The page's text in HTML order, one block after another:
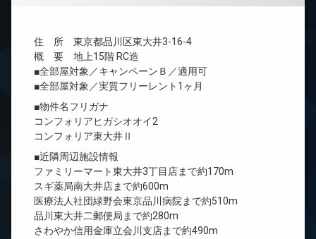
住 所 東京都品川区東大井3-16-4
概 要 地上15階 RC造
■全部屋対象／キャンペーンＢ／適用可
■全部屋対象／実質フリーレント1ヶ月
■物件名フリガナ
コンフォリアヒガシオオイ2
コンフォリア東大井Ⅱ
■近隣周辺施設情報
ファミリーマート東大井3丁目店まで約170m
スギ薬局南大井店まで約600m
医療法人社団緑野会東京品川病院まで約510m
品川東大井二郵便局まで約280m
さわやか信用金庫立会川支店まで約490m